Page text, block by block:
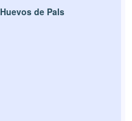
Huevos de Pals